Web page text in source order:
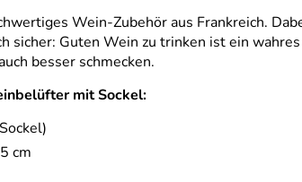
Wein-Zubehör aus Frankreich.
sicher: Guten Wein zu trinken ist ein
besser schmecken.
mit Sockel:
cm